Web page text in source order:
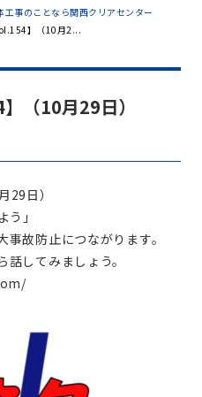
事のことなら関西クリアセンター
】（10月2...
（10月29日）
29日）
う」
故防止につながります。
してみましょう。